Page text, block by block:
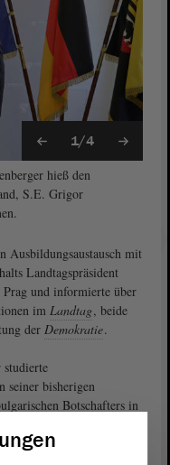
1/4
hieß den
S.E. Grigor
Ausbildungsaustausch mit
Landtagspräsident
Prag und informierte über
im Landtag, beide
der Demokratie.
studierte
seiner bisherigen
Botschafters in